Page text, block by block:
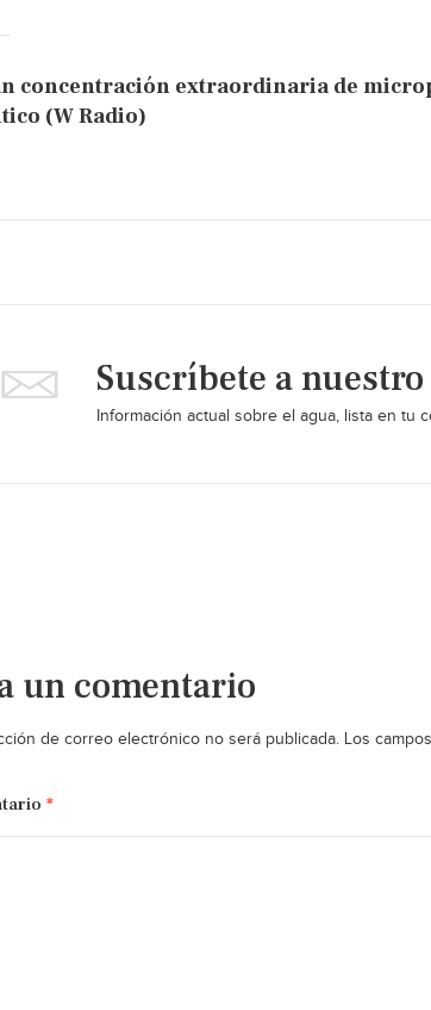
concentración extraordinaria de
(W Radio)
Suscríbete a
Información actual sobre el agua, lista en tu
un comentario
de correo electrónico no será publicada. Los
*